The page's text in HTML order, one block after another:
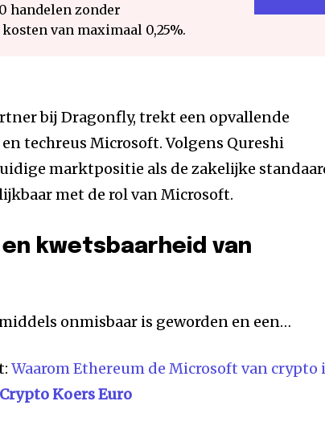
handelen zonder
van maximaal 0,25%.
bij Dragonfly, trekt een opvallende
en techreus Microsoft. Volgens Qureshi
marktpositie als de zakelijke
met de rol van Microsoft.
kwetsbaarheid van
onmisbaar is geworden en een…
Waarom Ethereum de Microsoft van crypto
Crypto Koers Euro